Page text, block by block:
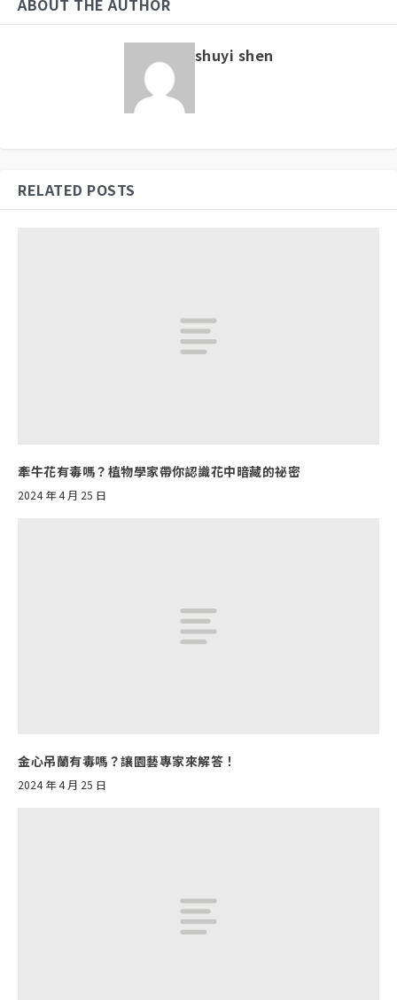
ABOUT THE AUTHOR
shuyi shen
RELATED POSTS
牽牛花有毒嗎？植物學家帶你認識花中暗藏的祕密
2024 年 4 月 25 日
金心吊蘭有毒嗎？讓園藝專家來解答！
2024 年 4 月 25 日